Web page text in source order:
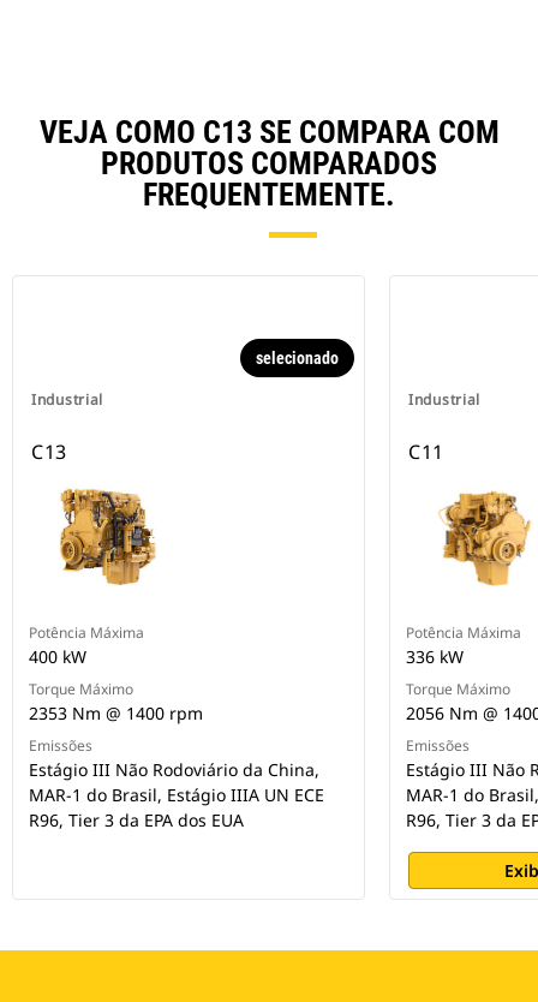
VEJA COMO C13 SE COMPARA COM
PRODUTOS COMPARADOS
FREQUENTEMENTE.
Industrial
selecionado
C13
Potência Máxima
400 kW
Torque Máximo
2353 Nm @ 1400 rpm
Emissões
Estágio III Não Rodoviário da China,
MAR-1 do Brasil, Estágio IIIA UN ECE
R96, Tier 3 da EPA dos EUA
Industrial
C11
Potência Máxima
336 kW
Torque Máximo
2056 Nm @
Emissões
Estágio III Não
MAR-1 do
R96, Tier 3 da